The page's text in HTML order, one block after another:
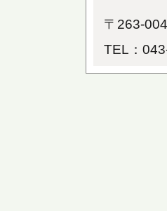
〒263-
TEL：